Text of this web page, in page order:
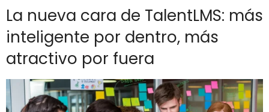
La nueva cara de TalentLMS: más
inteligente por dentro, más
atractivo por fuera